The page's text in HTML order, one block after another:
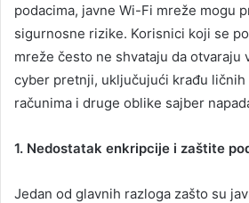
podacima, javne Wi-Fi mreže mogu
sigurnosne rizike. Korisnici koji se
mreže često ne shvataju da otvaraju
cyber pretnji, uključujući krađu ličnih
računima i druge oblike sajber
1. Nedostatak enkripcije i zaštite
Jedan od glavnih razloga zašto su